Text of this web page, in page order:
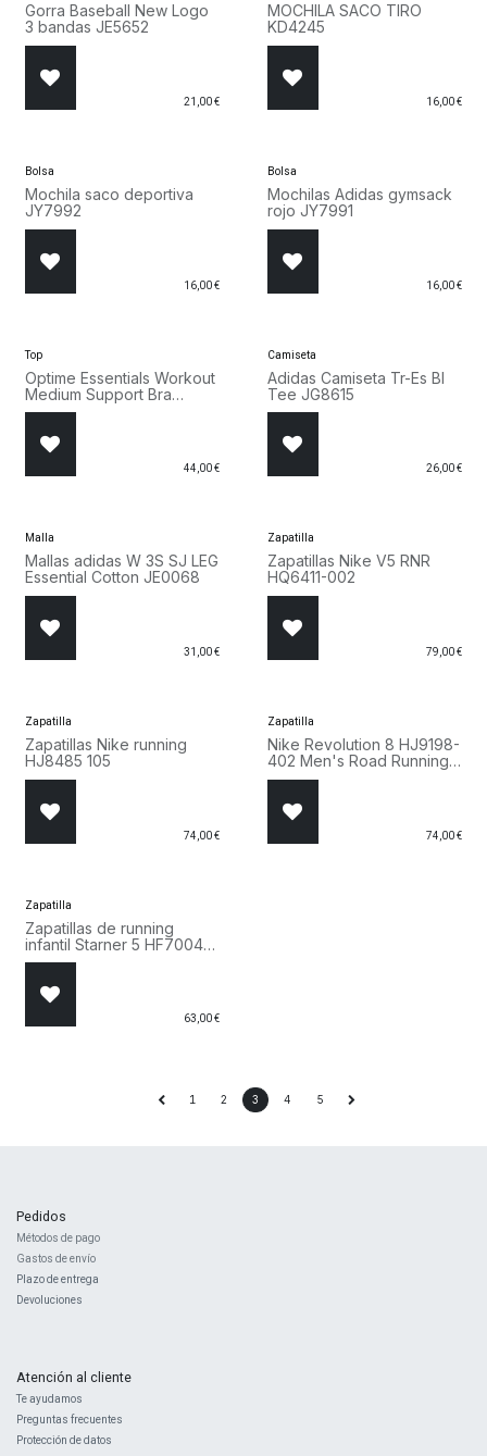
Gorra Baseball New Logo
3 bandas JE5652
21,00€
MOCHILA SACO TIRO
KD4245
16,00€
Bolsa
Mochila saco deportiva
JY7992
16,00€
Bolsa
Mochilas Adidas gymsack
rojo JY7991
16,00€
Top
Optime Essentials Workout
Medium Support Bra
KA4731
44,00€
Camiseta
Adidas Camiseta Tr-Es Bl
Tee JG8615
26,00€
Malla
Mallas adidas W 3S SJ LEG
Essential Cotton JE0068
31,00€
Zapatilla
Zapatillas Nike V5 RNR
HQ6411-002
79,00€
Zapatilla
Zapatillas Nike running
HJ8485 105
74,00€
Zapatilla
Nike Revolution 8 HJ9198-
402 Men's Road Running
Shoes Azul Marino y
74,00€
Zapatilla
Zapatillas de running
infantil Starner 5 HF7004
002
63,00€
1 2 3 4 5
Pedidos
Métodos de pago
Gastos de envío
Plazo de entrega
Devoluciones
Atención al cliente
Te ayudamos
Preguntas frecuentes
Protección de datos